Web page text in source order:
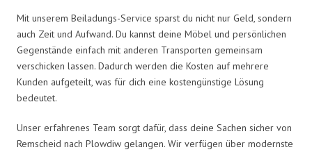
Mit unserem Beiladungs-Service sparst du nicht nur Geld, sondern
auch Zeit und Aufwand. Du kannst deine Möbel und persönlichen
Gegenstände einfach mit anderen Transporten gemeinsam
verschicken lassen. Dadurch werden die Kosten auf mehrere
Kunden aufgeteilt, was für dich eine kostengünstige Lösung
bedeutet.
Unser erfahrenes Team sorgt dafür, dass deine Sachen sicher von
Remscheid nach Plowdiw gelangen. Wir verfügen über modernste